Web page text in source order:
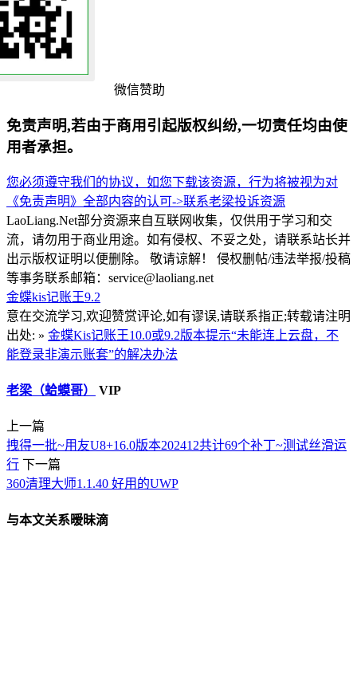
微信赞助
免责声明,若由于商用引起版权纠纷,一切责任均由使
用者承担。
您必须遵守我们的协议，如您下载该资源，行为将被视为对
《免责声明》全部内容的认可->联系老梁投诉资源
LaoLiang.Net部分资源来自互联网收集，仅供用于学习和交
流，请勿用于商业用途。如有侵权、不妥之处，请联系站长并
出示版权证明以便删除。 敬请谅解！ 侵权删帖/违法举报/投稿
等事务联系邮箱：service@laoliang.net
金蝶kis记账王9.2
意在交流学习,欢迎赞赏评论,如有谬误,请联系指正;转载请注明
出处: » 金蝶Kis记账王10.0或9.2版本提示“未能连上云盘，不
能登录非演示账套”的解决办法
老梁（蛤蟆哥） VIP
上一篇
拽得一批~用友U8+16.0版本202412共计69个补丁~测试丝滑运
行 下一篇
360清理大师1.1.40 好用的UWP
与本文关系暧昧滴